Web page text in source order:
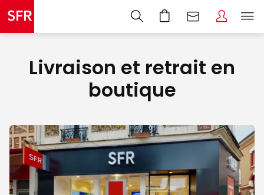
Livraison et retrait en
boutique